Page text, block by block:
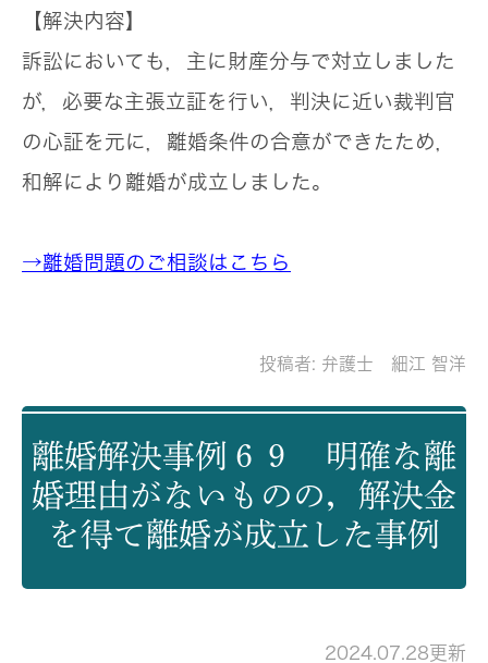
【解決内容】
訴訟においても，主に財産分与で対立しました
が，必要な主張立証を行い，判決に近い裁判官
の心証を元に，離婚条件の合意ができたため，
和解により離婚が成立しました。
→離婚問題のご相談はこちら
投稿者: 弁護士 細江 智洋
離婚解決事例６９ 明確な離
婚理由がないものの，解決金
を得て離婚が成立した事例
2024.07.28更新